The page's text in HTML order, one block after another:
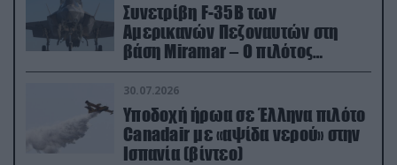
Συνετρίβη F-35B των
Αμερικανών Πεζοναυτών στη
βάση Miramar – Ο πιλότος
εκτινάχθηκε εγκαίρως
30.07.2026
Υποδοχή ήρωα σε Έλληνα πιλότο
Canadair με «αψίδα νερού» στην
Ισπανία (βίντεο)